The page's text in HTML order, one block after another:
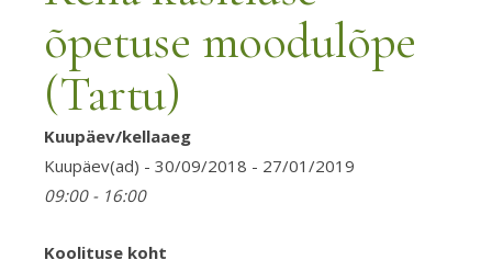
õpetuse moodulõpe
(Tartu)
Kuupäev/kellaaeg
Kuupäev(ad) - 30/09/2018 - 27/01/2019
09:00 - 16:00
Koolituse koht